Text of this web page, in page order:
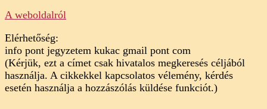
A weboldalról
Elérhetőség:
info pont jegyzetem kukac gmail pont com
(Kérjük, ezt a címet csak hivatalos megkeresés céljából
használja. A cikkekkel kapcsolatos vélemény, kérdés
esetén használja a hozzászólás küldése funkciót.)